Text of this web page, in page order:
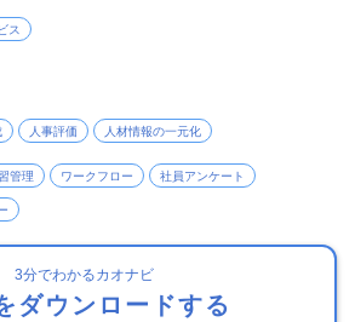
ス
人事評価 人材情報の一元化
管理 ワークフロー
社員アンケート
3分でわかるカオナビ
ダウンロードする